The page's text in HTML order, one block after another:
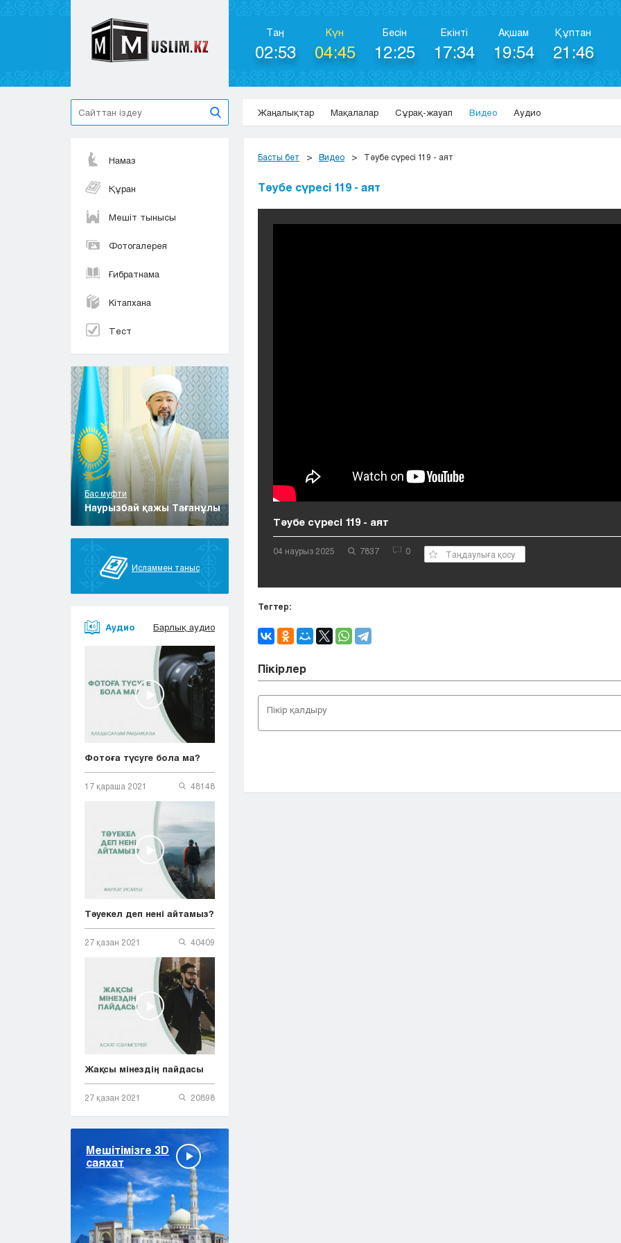
Таң
02:53
Күн
04:45
Бесін
12:25
Екінті
17:34
Ақшам
19:54
Құптан
21:46
Жаңалықтар Мақалалар Сұрақ-жауап Видео Аудио
Намаз
Құран
Мешіт тынысы
Фотогалерея
Ғибратнама
Кітапхана
Тест
Бас муфти
Наурызбай қажы Тағанұлы
Исламмен таныс
Аудио Барлық аудио
Фотоға түсуге бола ма?
17 қараша 2021 48148
Тәуекел деп нені айтамыз?
27 қазан 2021 40409
Жақсы мінездің пайдасы
27 қазан 2021 20898
Мешітімізге 3D
саяхат
Басты бет Видео Тәубе сүресі 119 - аят
Тәубе сүресі 119 - аят
Тәубе сүресі 119 - аят
04 наурыз 2025 7837 0 Таңдаулыға қосу
Тегтер:
Пікірлер